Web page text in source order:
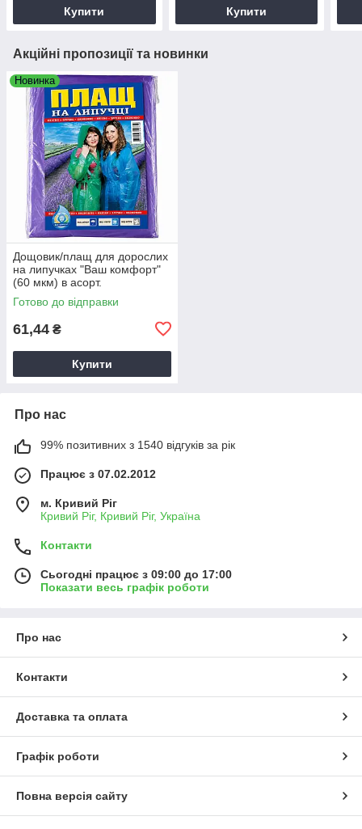
Купити Купити
Акційні пропозиції та новинки
Новинка
Дощовик/плащ для дорослих
на липучках "Ваш комфорт"
(60 мкм) в асорт.
Готово до відправки
61,44 ₴
Купити
Про нас
99% позитивних з 1540 відгуків за рік
Працює з 07.02.2012
м. Кривий Ріг
Кривий Ріг, Кривий Ріг, Україна
Контакти
Сьогодні працює з 09:00 до 17:00
Показати весь графік роботи
Про нас
Контакти
Доставка та оплата
Графік роботи
Повна версія сайту